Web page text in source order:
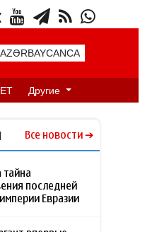
AZƏRBAYCANCA
Другие
Все новости
тайна
последней
Евразии